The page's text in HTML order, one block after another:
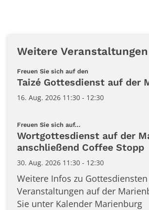
Weitere Veranstaltungen
Freuen Sie sich auf den
Taizé Gottesdienst auf der
16. Aug. 2026 11:30 - 12:30
Freuen Sie sich auf...
Wortgottesdienst auf der
anschließend Coffee Stopp
30. Aug. 2026 11:30 - 12:30
Weitere Infos zu
Veranstaltungen auf der
Sie unter Kalender Marienburg